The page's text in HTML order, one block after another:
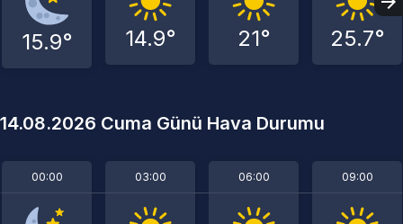
15.9° 14.9° 21° 25.7°
14.08.2026 Cuma Günü Hava Durumu
00:00 03:00 06:00 09:00